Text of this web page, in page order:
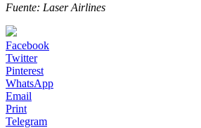
Fuente: Laser Airlines
Facebook
Twitter
Pinterest
WhatsApp
Email
Print
Telegram